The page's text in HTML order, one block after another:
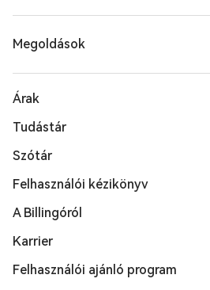
Megoldások
Árak
Tudástár
Szótár
Felhasználói kézikönyv
A Billingóról
Karrier
Felhasználói ajánló program